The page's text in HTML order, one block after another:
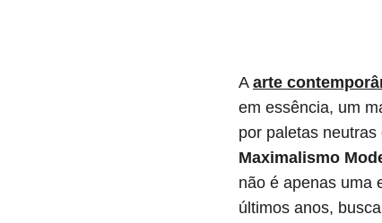
A arte
em essência, um
por paletas
Maximalismo
não é apenas uma
últimos anos,